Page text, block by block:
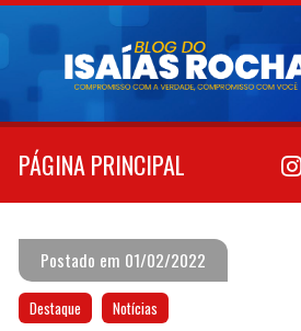
Pular
conteúdo
PÁGINA PRINCIPAL
Postado em 01/02/2022
Destaque Notícias